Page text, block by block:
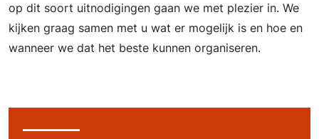
op dit soort uitnodigingen gaan we met plezier in. We
kijken graag samen met u wat er mogelijk is en hoe en
wanneer we dat het beste kunnen organiseren.